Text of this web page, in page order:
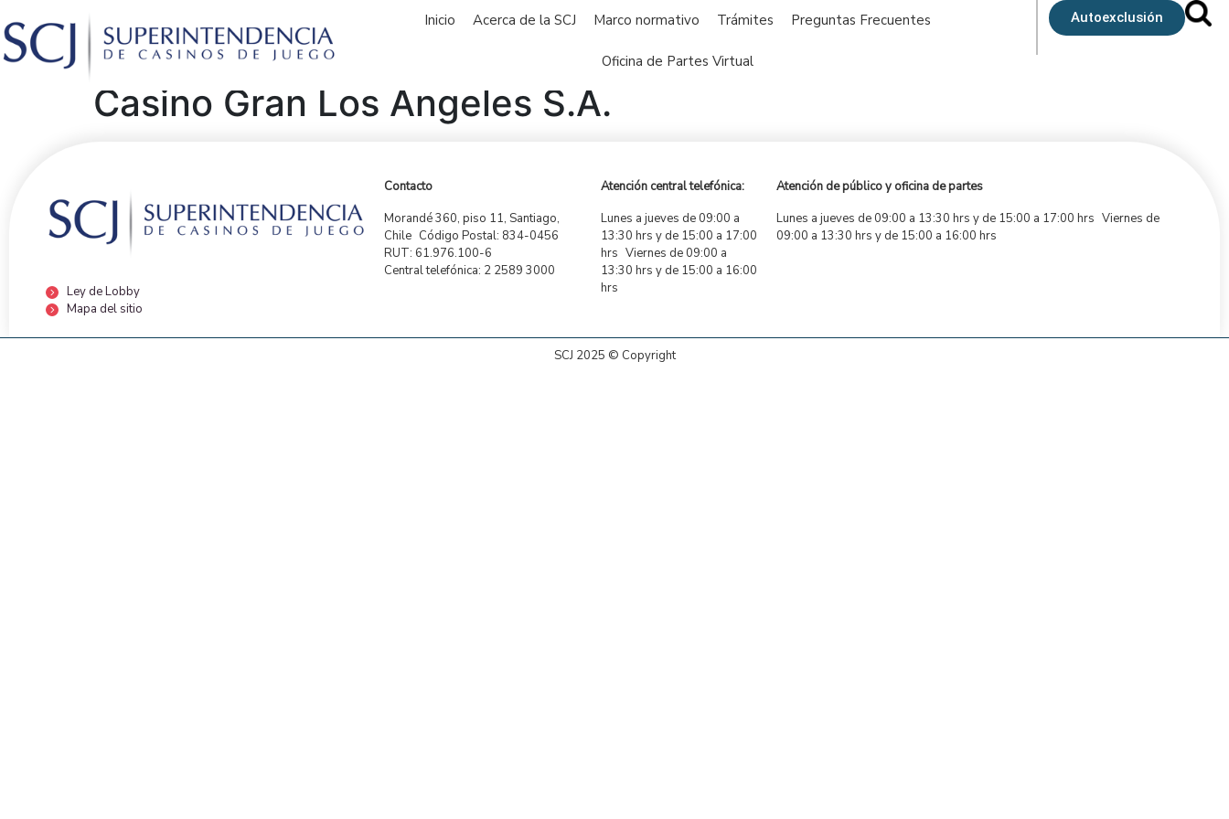
Inicio Acerca de la SCJ Marco normativo Trámites Preguntas Frecuentes
Oficina de Partes Virtual
Autoexclusión
Casino Gran Los Ángeles S.A.
Ley de Lobby
Mapa del sitio
Contacto
Morandé 360, piso 11, Santiago,
Chile Código Postal: 834-0456
RUT: 61.976.100-6
Central telefónica: 2 2589 3000
Atención central telefónica:
Lunes a jueves de 09:00 a
13:30 hrs y de 15:00 a 17:00
hrs Viernes de 09:00 a
13:30 hrs y de 15:00 a 16:00
hrs
Atención de público y oficina de partes
Lunes a jueves de 09:00 a 13:30 hrs y de 15:00 a 17:00 hrs Viernes de
09:00 a 13:30 hrs y de 15:00 a 16:00 hrs
SCJ 2025 © Copyright